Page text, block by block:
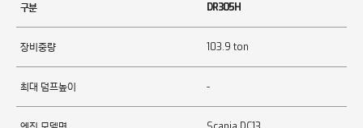
구분 DR305H
장비중량 103.9 ton
최대 덤프높이 -